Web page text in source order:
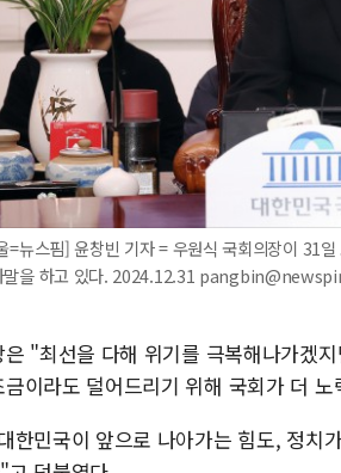
=뉴스핌] 윤창빈 기자 = 우원식 국회의장이 31
말을 하고 있다. 2024.12.31
"최선을 다해 위기를 극복해나가겠
금이라도 덜어드리기 위해 국회가 더
한민국이 앞으로 나아가는 힘도, 정치